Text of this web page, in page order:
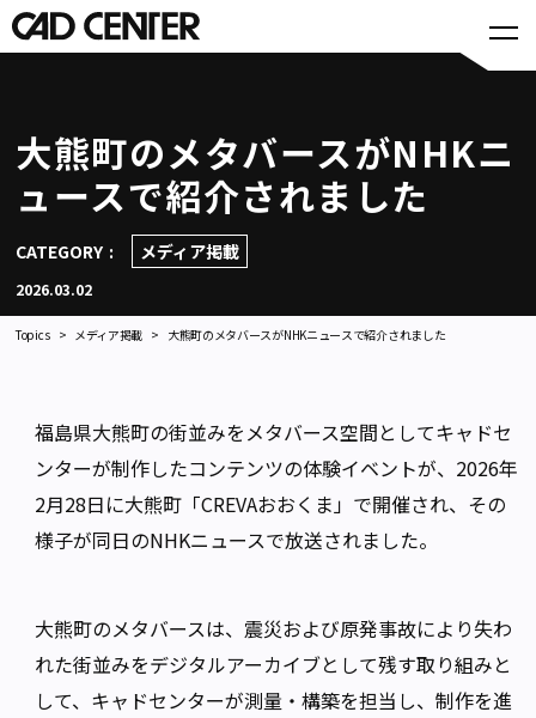
大熊町のメタバースがNHKニ
ュースで紹介されました
CATEGORY メディア掲載
2026.03.02
Topics メディア掲載 大熊町のメタバースがNHKニュースで紹介されました
福島県大熊町の街並みをメタバース空間としてキャドセ
ンターが制作したコンテンツの体験イベントが、2026年
2月28日に大熊町「CREVAおおくま」で開催され、その
様子が同日のNHKニュースで放送されました。
大熊町のメタバースは、震災および原発事故により失わ
れた街並みをデジタルアーカイブとして残す取り組みと
して、キャドセンターが測量・構築を担当し、制作を進